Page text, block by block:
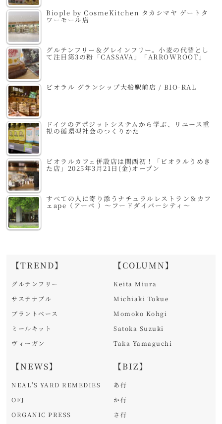
Biople by CosmeKitchen タカシマヤ ゲートタ
ワーモール店
グルテンフリー＆グレインフリー。小麦の代替とし
て注目第3の粉「CASSAVA」「ARROWROOT」
ビオラル グランシップ大船駅前店 / BIO-RAL
ドイツのデポジットシステムから学ぶ、リユース重
視の循環型社会のつくりかた
ビオラルカフェ併設店は関西初！「ビオラルうめき
た店」2025年3月21日(金)オープン
すべての人に寄り添うナチュラルレストラン＆カフ
ェape（アーペ ）～フードダイバーシティ～
【TREND】
グルテンフリー
サステナブル
プラントベース
ミールキット
ヴィーガン
【NEWS】
NEAL'S YARD REMEDIES
OFJ
ORGANIC PRESS
【COLUMN】
Keita Miura
Michiaki Tokue
Momoko Kohgi
Satoka Suzuki
Taka Yamaguchi
【BIZ】
あ行
か行
さ行